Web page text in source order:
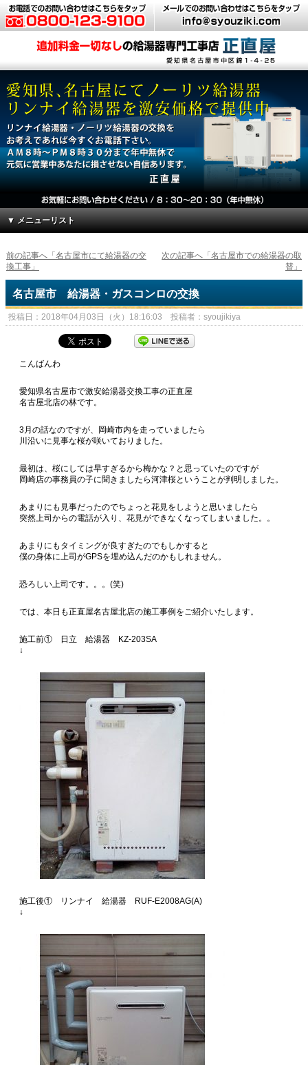
▼ メニューリスト
前の記事へ「名古屋市にて給湯器の交
換工事」
次の記事へ「名古屋市での給湯器の取
替」
名古屋市 給湯器・ガスコンロの交換
投稿日：2018年04月03日（火）18:16:03 投稿者：syoujikiya
こんばんわ
愛知県名古屋市で激安給湯器交換工事の正直屋
名古屋北店の林です。
3月の話なのですが、岡崎市内を走っていましたら
川沿いに見事な桜が咲いておりました。
最初は、桜にしては早すぎるから梅かな？と思っていたのですが
岡崎店の事務員の子に聞きましたら河津桜ということが判明しました。
あまりにも見事だったのでちょっと花見をしようと思いましたら
突然上司からの電話が入り、花見ができなくなってしまいました。。
あまりにもタイミングが良すぎたのでもしかすると
僕の身体に上司がGPSを埋め込んだのかもしれません。
恐ろしい上司です。。。(笑)
では、本日も正直屋名古屋北店の施工事例をご紹介いたします。
施工前① 日立 給湯器 KZ-203SA
↓
施工後① リンナイ 給湯器 RUF-E2008AG(A)
↓